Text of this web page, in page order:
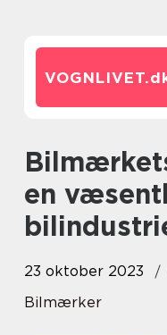
VOGNLIVET.
Bilmærkets logoer spiller
en
23 oktober 2023
Bilmærker